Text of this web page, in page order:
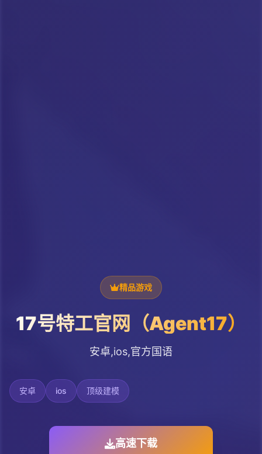
精品游戏
17号特工官网（Agent17）
安卓,ios,官方国语
安卓 ios 顶级建模
高速下载